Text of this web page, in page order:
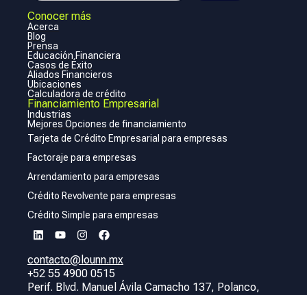
Conocer más
Acerca
Blog
Prensa
Educación Financiera
Casos de Éxito
Aliados Financieros
Ubicaciones
Calculadora de crédito
Financiamiento Empresarial
Industrias
Mejores Opciones de financiamiento
Tarjeta de Crédito Empresarial para empresas
Factoraje para empresas
Arrendamiento para empresas
Crédito Revolvente para empresas
Crédito Simple para empresas
contacto@lounn.mx
+52 55 4900 0515
Perif. Blvd. Manuel Ávila Camacho 137, Polanco,